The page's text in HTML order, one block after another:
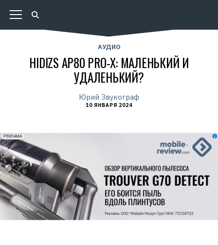
АУДИО
HIDIZS AP80 PRO-X: МАЛЕНЬКИЙ И
УДАЛЕНЬКИЙ?
Юрий Звукограф
10 ЯНВАРЯ 2024
erid: 2VfnxxmNzs5
РЕКЛАМА